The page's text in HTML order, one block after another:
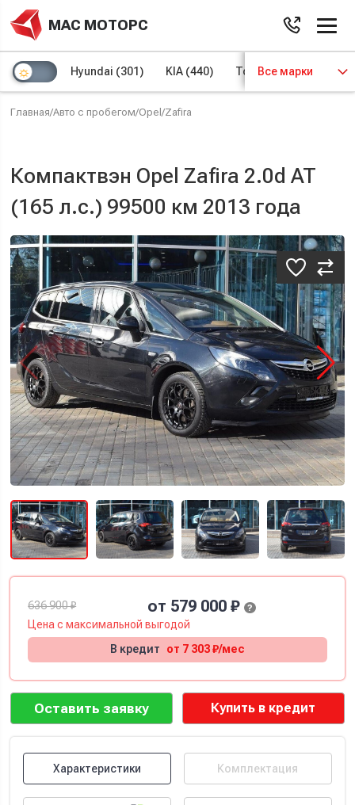
МАС МОТОРС
Hyundai (301) KIA (440) Toyota(97)
Все марки
Главная/Авто с пробегом/Opel/Zafira
Компактвэн Opel Zafira 2.0d AT
(165 л.с.) 99500 км 2013 года
Характеристики Комплектация
636 900 ₽ от 579 000 ₽ ?
Цена смаксимальнойвыгодой
В кредит
от 7 303 ₽/мес
Оставить заявку Купить в кредит